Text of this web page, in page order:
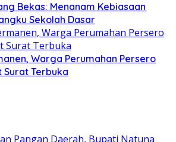
Bekas: Menanam Kebiasaan
Sekolah Dasar
Warga Perumahan Persero
Surat Terbuka